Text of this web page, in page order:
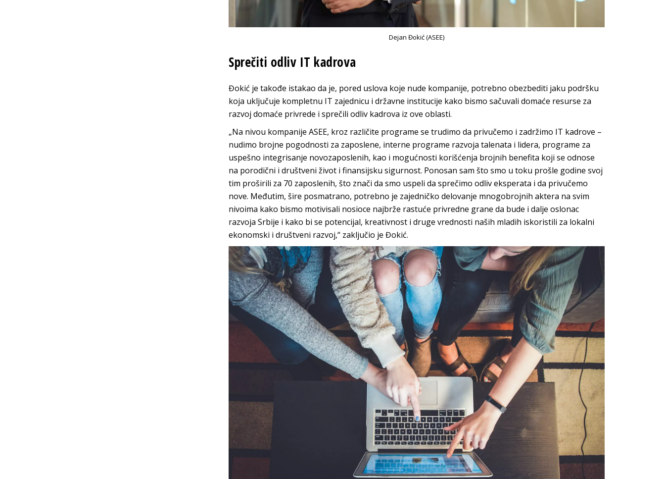
Dejan Đokić (ASEE)
Sprečiti odliv IT kadrova
Đokić je takođe istakao da je, pored uslova koje nude kompanije, potrebno obezbediti jaku podršku
koja uključuje kompletnu IT zajednicu i državne institucije kako bismo sačuvali domaće resurse za
razvoj domaće privrede i sprečili odliv kadrova iz ove oblasti.
„Na nivou kompanije ASEE, kroz različite programe se trudimo da privučemo i zadržimo IT kadrove –
nudimo brojne pogodnosti za zaposlene, interne programe razvoja talenata i lidera, programe za
uspešno integrisanje novozaposlenih, kao i mogućnosti korišćenja brojnih benefita koji se odnose
na porodični i društveni život i finansijsku sigurnost. Ponosan sam što smo u toku prošle godine svoj
tim proširili za 70 zaposlenih, što znači da smo uspeli da sprečimo odliv eksperata i da privučemo
nove. Međutim, šire posmatrano, potrebno je zajedničko delovanje mnogobrojnih aktera na svim
nivoima kako bismo motivisali nosioce najbrže rastuće privredne grane da bude i dalje oslonac
razvoja Srbije i kako bi se potencijal, kreativnost i druge vrednosti naših mladih iskoristili za lokalni
ekonomski i društveni razvoj,“ zaključio je Đokić.